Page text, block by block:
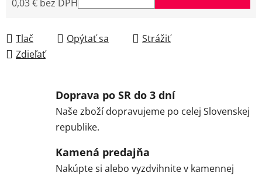
0,03 € bez DPH
Tlač Opýtať sa
Strážiť
Zdieľať
Doprava po SR do 3 dní
Naše zboží dopravujeme po celej Slovenskej
republike.
Kamená predajňa
Nakúpte si alebo vyzdvihnite v kamennej